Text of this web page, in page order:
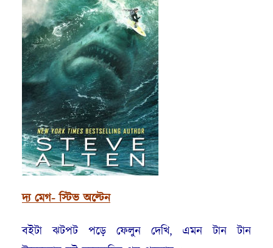
দ্য মেগ- স্টিভ অল্টেন
বইটা ঝটপট পড়ে ফেলুন দেখি, এমন টান টান